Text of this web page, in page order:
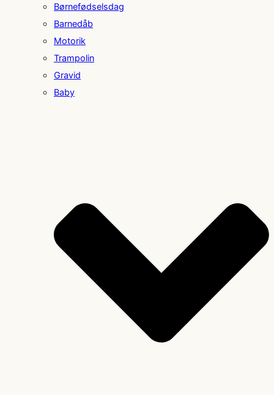
Børnefødselsdag
Barnedåb
Motorik
Trampolin
Gravid
Baby